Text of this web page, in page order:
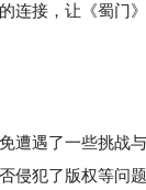
连接，让《蜀门
遭遇了一些挑战
侵犯了版权等问